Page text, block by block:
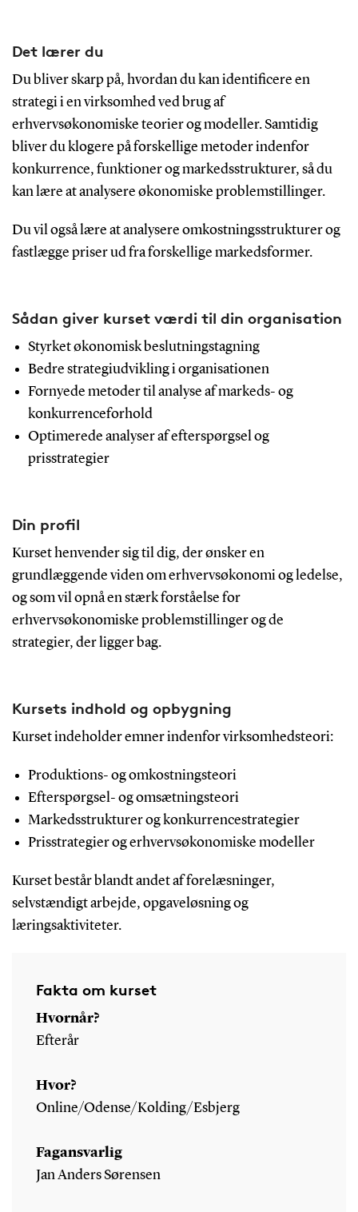
Det lærer du
Du bliver skarp på, hvordan du kan identificere en
strategi i en virksomhed ved brug af
erhvervsøkonomiske teorier og modeller. Samtidig
bliver du klogere på forskellige metoder indenfor
konkurrence, funktioner og markedsstrukturer, så du
kan lære at analysere økonomiske problemstillinger.
Du vil også lære at analysere omkostningsstrukturer og
fastlægge priser ud fra forskellige markedsformer.
Sådan giver kurset værdi til din organisation
Styrket økonomisk beslutningstagning
Bedre strategiudvikling i organisationen
Fornyede metoder til analyse af markeds- og
konkurrenceforhold
Optimerede analyser af efterspørgsel og
prisstrategier
Din profil
Kurset henvender sig til dig, der ønsker en
grundlæggende viden om erhvervsøkonomi og ledelse,
og som vil opnå en stærk forståelse for
erhvervsøkonomiske problemstillinger og de
strategier, der ligger bag.
Kursets indhold og opbygning
Kurset indeholder emner indenfor virksomhedsteori:
Produktions- og omkostningsteori
Efterspørgsel- og omsætningsteori
Markedsstrukturer og konkurrencestrategier
Prisstrategier og erhvervsøkonomiske modeller
Kurset består blandt andet af forelæsninger,
selvstændigt arbejde, opgaveløsning og
læringsaktiviteter.
Fakta om kurset
Hvornår?
Efterår
Hvor?
Online/Odense/Kolding/Esbjerg
Fagansvarlig
Jan Anders Sørensen